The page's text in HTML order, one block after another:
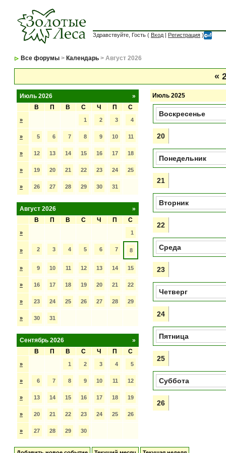
Здравствуйте, Гость ( Вход | Регистрация )
Все форумы > Календарь > Август 2026
«
»
Июль 2026
В
П В С Ч П С
» 1 2 3 4
» 5 6 7 8 9 10 11
» 12 13 14 15 16 17 18
» 19 20 21 22 23 24 25
» 26 27 28 29 30 31
»
Август 2026
В
П В С Ч П С
» 1
» 2 3 4 5 6 7 8
» 9 10 11 12 13 14 15
» 16 17 18 19 20 21 22
» 23 24 25 26 27 28 29
» 30 31
»
Сентябрь 2026
В
П В С Ч П С
» 1 2 3 4 5
» 6 7 8 9 10 11 12
» 13 14 15 16 17 18 19
» 20 21 22 23 24 25 26
» 27 28 29 30
Июль 2025
Воскресенье
20
Понедельник
21
Вторник
22
Среда
23
Четверг
24
Пятница
25
Суббота
26